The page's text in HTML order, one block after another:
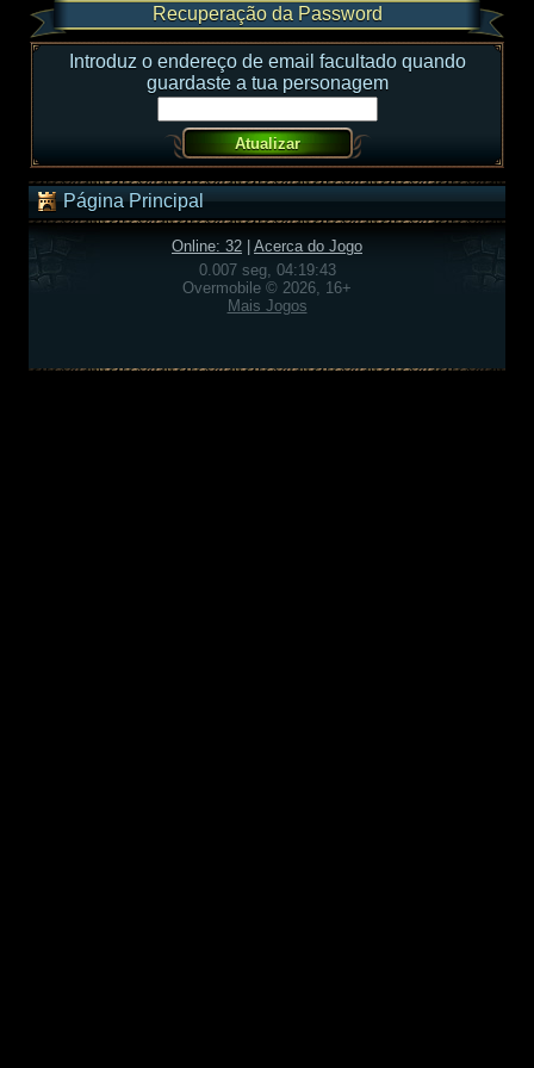
Recuperação da Password
Introduz o endereço de email facultado quando
guardaste a tua personagem
Página Principal
Online: 32
Acerca do Jogo
0.007 seg, 04:19:43
Overmobile © 2026, 16+
Mais Jogos